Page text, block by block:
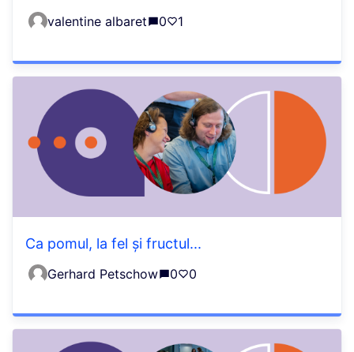
valentine albaret 0 1
Ca pomul, la fel și fructul...
Gerhard Petschow 0 0